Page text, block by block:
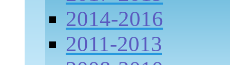
2014-2016
2011-2013